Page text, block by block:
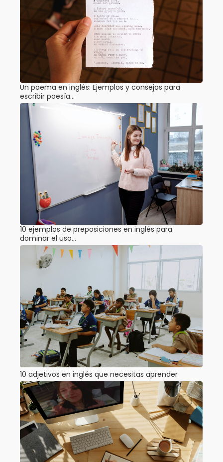
Un poema en inglés: Ejemplos y consejos para
escribir poesía…
10 ejemplos de preposiciones en inglés para
dominar el uso…
10 adjetivos en inglés que necesitas aprender